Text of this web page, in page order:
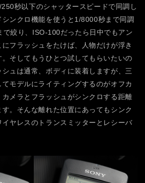
秒以下のシャッタースピードで同調し
シンクロ機能を使うと1/8000秒まで同調
で絞り、ISO-100だったら日中でもアン
フラッシュをたけば、人物だけが浮き
。そしてもうひとつ試してもらいたいの
ュは通常、ボディに装着しますが、三
モデルにライティングするのがオフカ
カメラとフラッシュがシンクロする距離
。そんな離れた位置にあってもシンク
イヤレスのトランスミッターとレシーバ